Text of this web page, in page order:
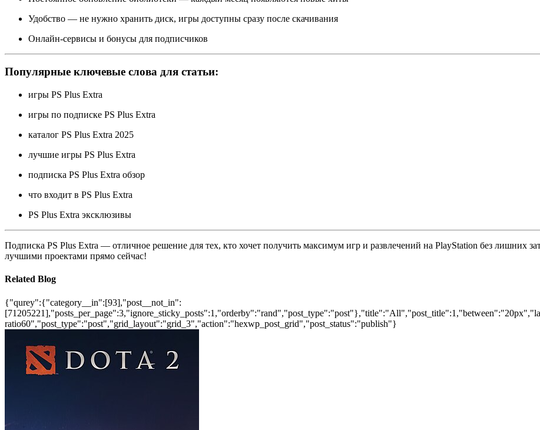
Удобство — не нужно хранить диск, игры доступны сразу после скачивания
Онлайн-сервисы и бонусы для подписчиков
Популярные ключевые слова для статьи:
игры PS Plus Extra
игры по подписке PS Plus Extra
каталог PS Plus Extra 2025
лучшие игры PS Plus Extra
подписка PS Plus Extra обзор
что входит в PS Plus Extra
PS Plus Extra эксклюзивы
Подписка PS Plus Extra — отличное решение для тех, кто хочет получить максимум игр и развлечений на PlayStation без лишних
лучшими проектами прямо сейчас!
Related Blog
{"qurey":{"category__in":[93],"post__not_in":
ratio60","post_type":"post","grid_layout":"grid_3","action":"hexwp_post_grid","post_status":"publish"}